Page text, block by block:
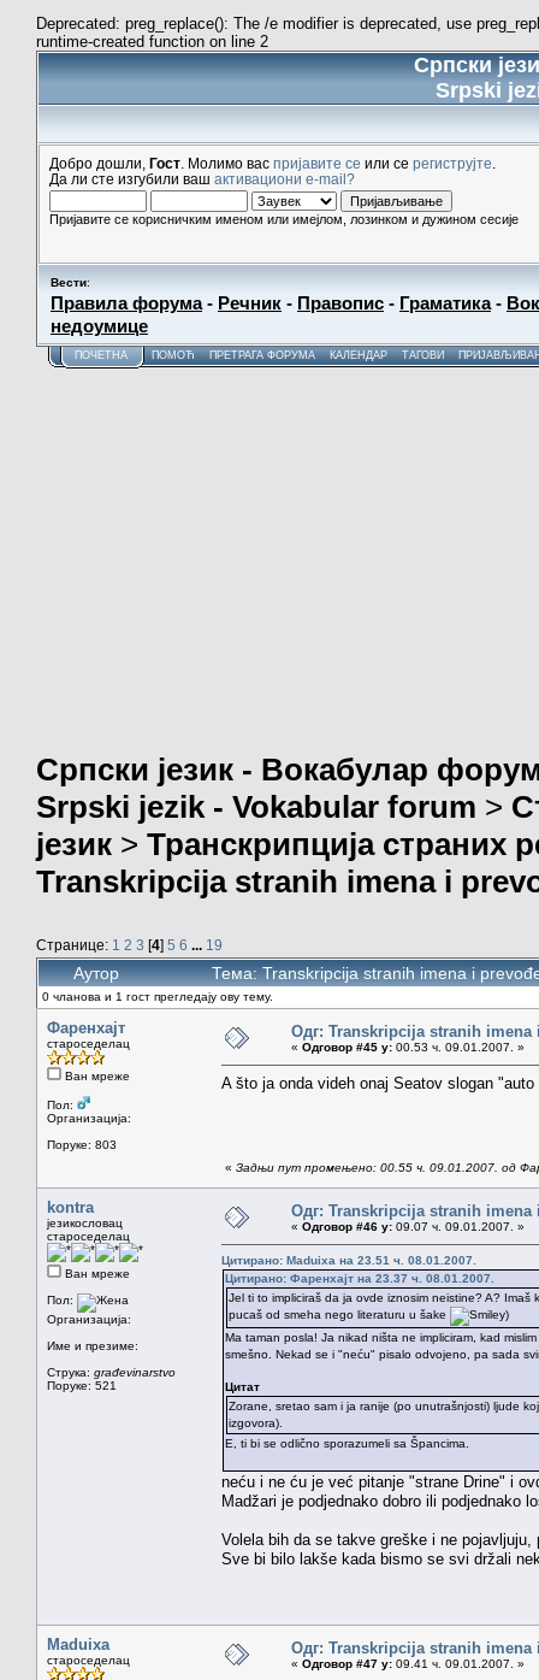
Deprecated: preg_replace(): The /e modifier is deprecated, use
runtime-created function on line 2
Српски
Srpski
Добро дошли, Гост . Молимо вас пријавите се или се региструјте
Да ли сте изгубили ваш активациони e-mail?
Пријавите се корисничким именом или имејлом, лозинком и дужином сесије
Вести:
Правила форума- Речник - Правопис - Граматика-
недоумице
ПОЧЕТНА ПОМОЋ ПРЕТРАГА ФОРУМА КАЛЕНДАР ТАГОВИ
Српски језик - Вокабулар
Srpski jezik - Vokabular forum >
језик > Транскрипција страних
Transkripcija stranih imena i
Странице: 1 2 3 [4] 5 6 ... 19
Аутор Тема: Transkripcija stranih imena i
0 чланова и 1 гост прегледају ову тему.
Фаренхајт
староседелац
Ван мреже
Пол:
Организација:
Поруке: 803
Одг: Transkripcija stranih imena
« Одговор #45 у: 00.53 ч. 09.01.2007. »
A što ja onda videh onaj Seatov slogan
« Задњи пут промењено: 00.55 ч. 09.01.2007. од
kontra
језикословац
староседелац
Ван мреже
Пол:
Организација:
Име и презиме:
Струка: građevinarstvo
Поруке: 521
Одг: Transkripcija stranih imena
« Одговор #46 у: 09.07 ч. 09.01.2007. »
Цитирано: Maduixa на 23.51 ч. 08.01.2007.
Цитирано: Фаренхајт на 23.37 ч. 08.01.2007.
Jel ti to impliciraš da ja ovde iznosim neistine? A?
pucaš od smeha nego literaturu u šake
)
Ma taman posla! Ja nikad ništa ne impliciram, kad
smešno. Nekad se i "neću" pisalo odvojeno, pa sada
Цитат
Zorane, sretao sam i ja ranije (po unutrašnjosti) ljude
izgovora).
E, ti bi se odlično sporazumeli sa Špancima.
neću i ne ću je već pitanje "strane Drine" i
Madžari je podjednako dobro ili podjednako
Volela bih da se takve greške i ne
Sve bi bilo lakše kada bismo se svi držali
Maduixa
староседелац
Одг: Transkripcija stranih imena
« Одговор #47 у: 09.41 ч. 09.01.2007. »